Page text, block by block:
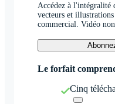
Accédez à l'intégralité
vecteurs et
commercial. Vidéo non
Le forfait
Cinq